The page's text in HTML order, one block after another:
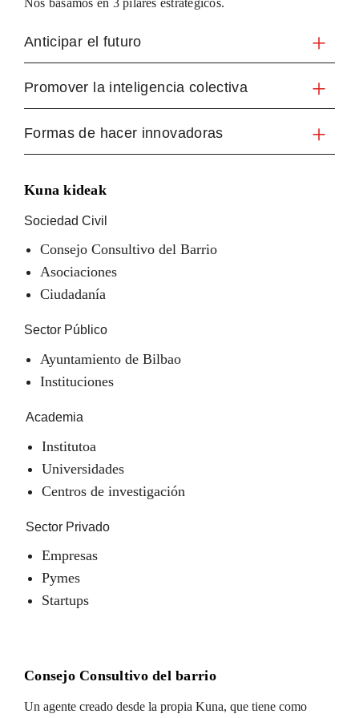
Anticipar el futuro
Promover la inteligencia colectiva
Formas de hacer innovadoras
Kuna kideak
Sociedad Civil
Consejo Consultivo del Barrio
Asociaciones
Ciudadanía
Sector Público
Ayuntamiento de Bilbao
Instituciones
Academia
Institutoa
Universidades
Centros de investigación
Sector Privado
Empresas
Pymes
Startups
Consejo Consultivo del barrio
Un agente creado desde la propia Kuna, que tiene como